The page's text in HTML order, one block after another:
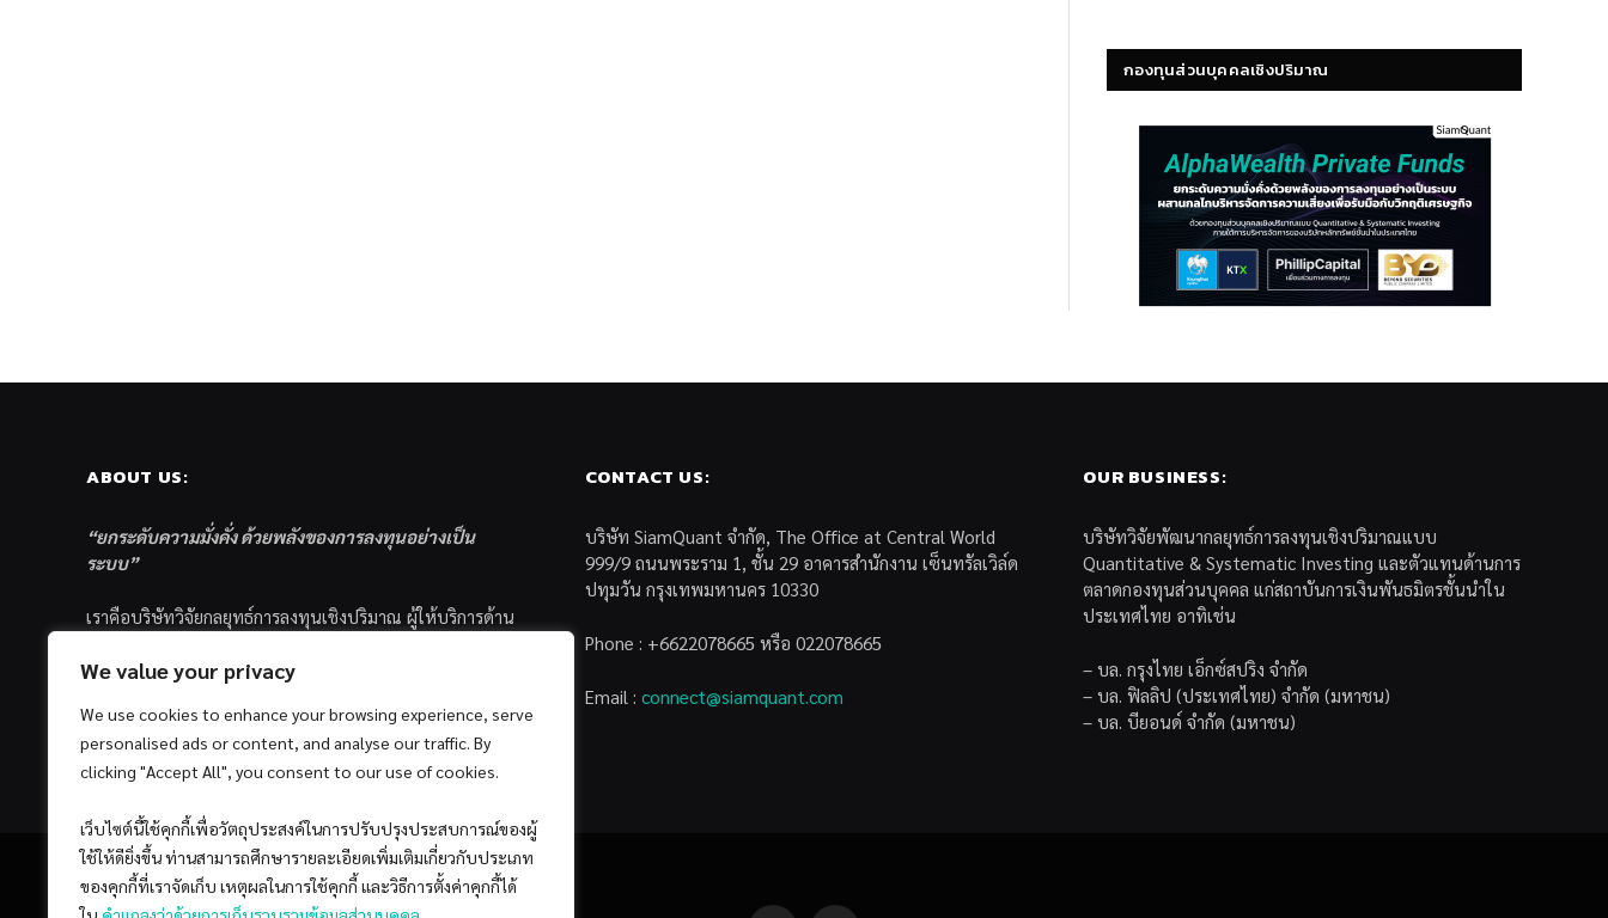
We value your privacy
We use cookies to enhance your browsing experience, serve
personalised ads or content, and analyse our traffic. By
clicking "Accept All", you consent to our use of cookies.
เว็บไซต์นี้ใช้คุกกี้เพื่อวัตถุประสงค์ในการปรับปรุงประสบการณ์ของผู้
ใช้ให้ดียิ่งขึ้น ท่านสามารถศึกษารายละเอียดเพิ่มเติมเกี่ยวกับประเภท
ของคุกกี้ที่เราจัดเก็บ เหตุผลในการใช้คุกกี้ และวิธีการตั้งค่าคุกกี้ได้
กองทุนส่วนบุคคลเชิงปริมาณ
ABOUT US:
“ยกระดับความมั่งคั่ง ด้วยพลังของการลงทุนอย่างเป็น
ระบบ”
เราคือบริษัทวิจัยกลยุทธ์การลงทุนเชิงปริมาณ ผู้ให้บริการด้าน
ส่วนบุคคล ซึ่งมีเป้าหมายที่จะช่วยเหลือให้นักลงทุนไทย
ด้วยแนวคิดและกระบวนการลงทุนอย่างเป็นระบบแบบ
Quantitative & Systematic Investing
CONTACT US:
บริษัท SiamQuant จำกัด, The Office at Central World
999/9 ถนนพระราม 1, ชั้น 29 อาคารสำนักงาน เซ็นทรัลเวิล์ด
ปทุมวัน กรุงเทพมหานคร 10330
Phone : +6622078665 หรือ 022078665
Email : connect@siamquant.com
OUR BUSINESS:
บริษัทวิจัยพัฒนากลยุทธ์การลงทุนเชิงปริมาณแบบ
Quantitative & Systematic Investing และตัวแทนด้านการ
ตลาดกองทุนส่วนบุคคล แก่สถาบันการเงินพันธมิตรชั้นนำใน
ประเทศไทย อาทิเช่น
– บล. กรุงไทย เอ็กซ์สปริง จำกัด
– บล. ฟิลลิป (ประเทศไทย) จำกัด (มหาชน)
– บล. บียอนด์ จำกัด (มหาชน)